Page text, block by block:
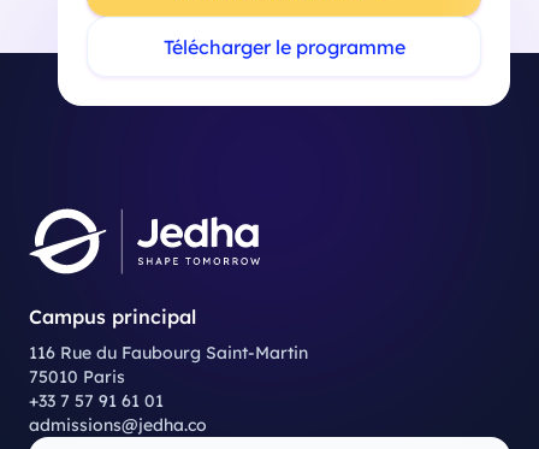
Télécharger le programme
Campus principal
116 Rue du Faubourg Saint-Martin
75010 Paris
+33 7 57 91 61 01
admissions@jedha.co